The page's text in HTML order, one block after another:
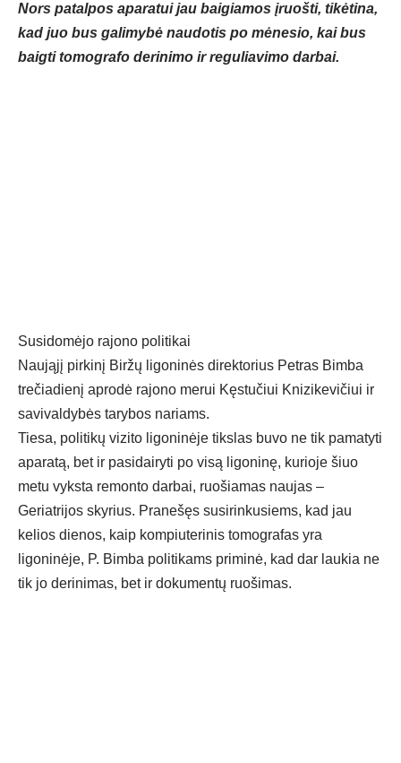
Nors patalpos aparatui jau baigiamos įruošti, tikėtina,
kad juo bus galimybė naudotis po mėnesio, kai bus
baigti tomografo derinimo ir reguliavimo darbai.
Susidomėjo rajono politikai
Naująjį pirkinį Biržų ligoninės direktorius Petras Bimba
trečiadienį aprodė rajono merui Kęstučiui Knizikevičiui ir
savivaldybės tarybos nariams.
Tiesa, politikų vizito ligoninėje tikslas buvo ne tik pamatyti
aparatą, bet ir pasidairyti po visą ligoninę, kurioje šiuo
metu vyksta remonto darbai, ruošiamas naujas –
Geriatrijos skyrius. Pranešęs susirinkusiems, kad jau
kelios dienos, kaip kompiuterinis tomografas yra
ligoninėje, P. Bimba politikams priminė, kad dar laukia ne
tik jo derinimas, bet ir dokumentų ruošimas.